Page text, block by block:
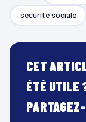
sécurité sociale
CET
ÉTÉ UTILE